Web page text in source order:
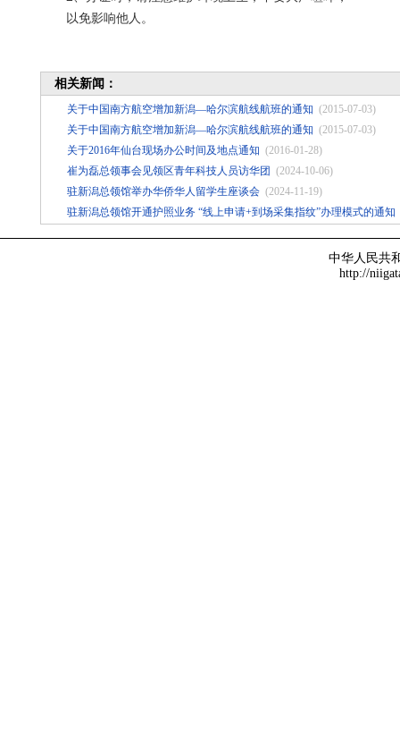
以免影响他人。
相关新闻：
关于中国南方航空增加新潟—哈尔滨航线航班的通知 (2015-07-03)
关于中国南方航空增加新潟—哈尔滨航线航班的通知 (2015-07-03)
关于2016年仙台现场办公时间及地点通知 (2016-01-28)
崔为磊总领事会见领区青年科技人员访华团 (2024-10-06)
驻新潟总领馆举办华侨华人留学生座谈会 (2024-11-19)
驻新潟总领馆开通护照业务 “线上申请+到场采集指纹”办理模式的通知
中华人民共
http://